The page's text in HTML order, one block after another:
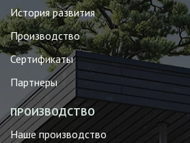
История развития
Производство
Сертификаты
Партнеры
ПРОИЗВОДСТВО
Наше производство